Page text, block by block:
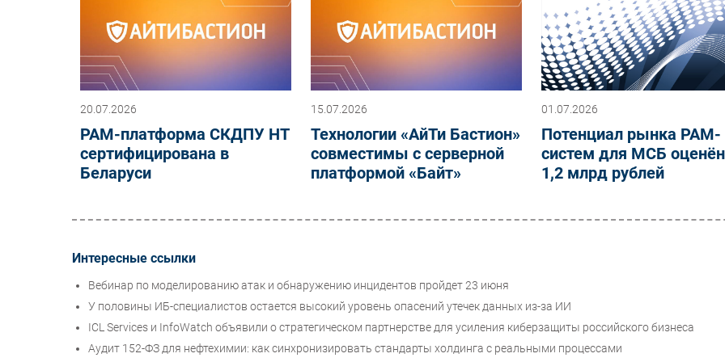
20.07.2026
PAM-платформа СКДПУ НТ
сертифицирована в
Беларуси
15.07.2026
Технологии «АйТи Бастион»
совместимы с серверной
платформой «Байт»
01.07.2026
Потенциал рынка PAM-
систем для МСБ
1,2 млрд рублей
Интересные ссылки
Вебинар по моделированию атак и обнаружению инцидентов пройдет 23 июня
У половины ИБ-специалистов остается высокий уровень опасений утечек данных из-за ИИ
ICL Services и InfoWatch объявили о стратегическом партнерстве для усиления киберзащиты российского бизнеса
Аудит 152-ФЗ для нефтехимии: как синхронизировать стандарты холдинга с реальными процессами